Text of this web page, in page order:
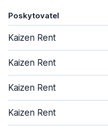
Poskytovatel
Kaizen Rent
Kaizen Rent
Kaizen Rent
Kaizen Rent